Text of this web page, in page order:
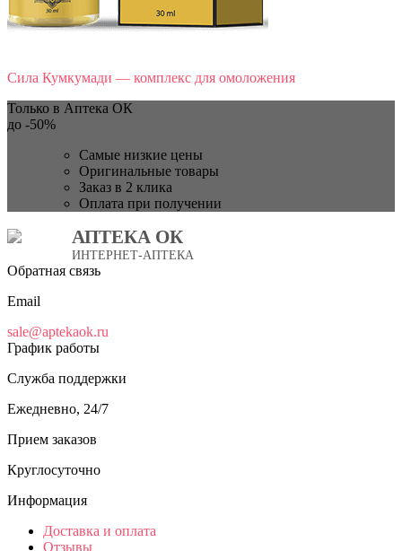
Сила Кумкумади — комплекс для омоложения
Только в Аптека ОК
до -50%
Самые низкие цены
Оригинальные товары
Заказ в 2 клика
Оплата при получении
АПТЕКА ОК
ИНТЕРНЕТ-АПТЕКА
Обратная связь
Email
sale@aptekaok.ru
График работы
Служба поддержки
Ежедневно, 24/7
Прием заказов
Круглосуточно
Информация
Доставка и оплата
Отзывы